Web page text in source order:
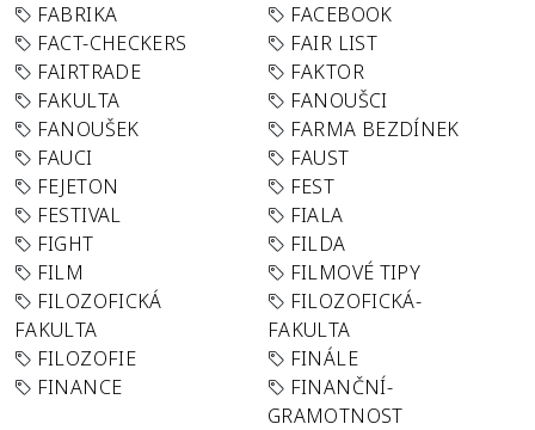
FABRIKA
FACEBOOK
FACT-CHECKERS
FAIR LIST
FAIRTRADE
FAKTOR
FAKULTA
FANOUŠCI
FANOUŠEK
FARMA BEZDÍNEK
FAUCI
FAUST
FEJETON
FEST
FESTIVAL
FIALA
FIGHT
FILDA
FILM
FILMOVÉ TIPY
FILOZOFICKÁ
FAKULTA
FILOZOFICKÁ-
FAKULTA
FILOZOFIE
FINÁLE
FINANCE
FINANČNÍ-
GRAMOTNOST